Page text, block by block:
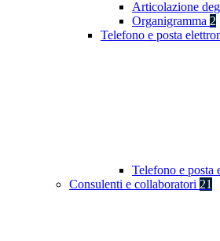
Articolazione
Organigramma 2
Telefono e posta
Telefono e posta
Consulenti e collaboratori 21